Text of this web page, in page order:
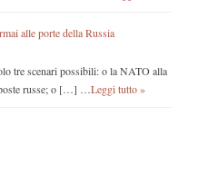
alle porte della Russia
tre scenari possibili: o la NATO alla
russe; o […] … Leggi tutto »